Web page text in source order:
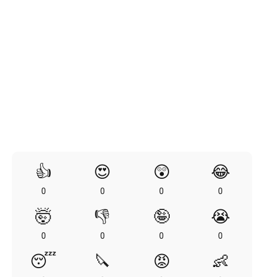
👍
0
😍
0
😲
0
😂
0
🤯
0
👎
0
🤪
0
😭
0
😴 🔪 😡 👶